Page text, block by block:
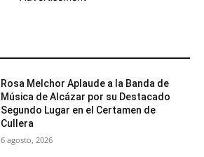
Rosa Melchor Aplaude a la Banda de
Música de Alcázar por su Destacado
Segundo Lugar en el Certamen de
Cullera
6 agosto, 2026